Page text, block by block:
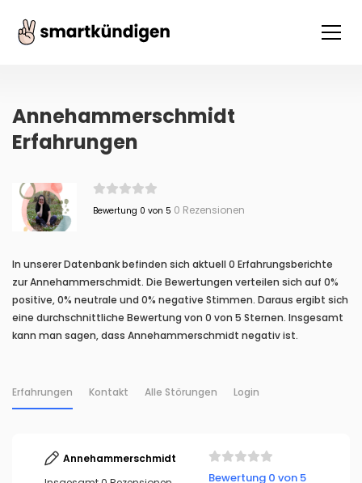
Annehammerschmidt
Erfahrungen
Bewertung 0 von 5 0 Rezensionen
In unserer Datenbank befinden sich aktuell 0 Erfahrungsberichte
zur Annehammerschmidt. Die Bewertungen verteilen sich auf 0%
positive, 0% neutrale und 0% negative Stimmen. Daraus ergibt sich
eine durchschnittliche Bewertung von 0 von 5 Sternen. Insgesamt
kann man sagen, dass Annehammerschmidt negativ ist.
Erfahrungen Kontakt Alle Störungen Login
Annehammerschmidt
Bewertung 0 von 5